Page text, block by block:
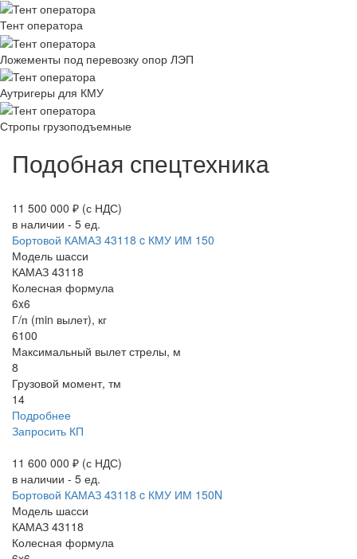
Тент оператора
Ложементы под перевозку опор ЛЭП
Аутригеры для КМУ
Стропы грузоподъемные
Подобная спецтехника
11 500 000 ₽ (с НДС)
в наличии - 5 ед.
Бортовой КАМАЗ 43118 c КМУ ИМ 150
Модель шасси
КАМАЗ 43118
Колесная формула
6x6
Г/п (min вылет), кг
6100
Максимальный вылет стрелы, м
8
Грузовой момент, тм
14
Подробнее
Запросить КП
11 600 000 ₽ (с НДС)
в наличии - 5 ед.
Бортовой КАМАЗ 43118 c КМУ ИМ 150N
Модель шасси
КАМАЗ 43118
Колесная формула